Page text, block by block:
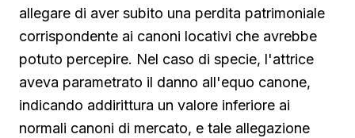
allegare di aver subito una perdita patrimoniale
corrispondente ai canoni locativi che avrebbe
potuto percepire. Nel caso di specie, l'attrice
aveva parametrato il danno all'equo canone,
indicando addirittura un valore inferiore ai
normali canoni di mercato, e tale allegazione